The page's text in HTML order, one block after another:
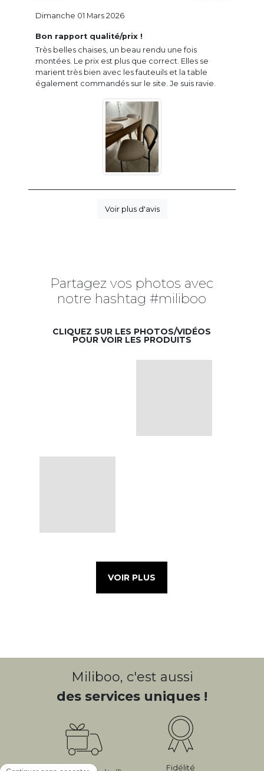
Bon rapport qualité/prix !
Très belles chaises, un beau rendu une fois
montées. Le prix est plus que correct. Elles se
marient très bien avec les fauteuils et la table
également commandés sur le site. Je suis ravie.
Dimanche 01 Mars 2026
Voir plus d'avis
Partagez vos photos avec
notre hashtag #miliboo
CLIQUEZ SUR LES PHOTOS/VIDÉOS
POUR VOIR LES PRODUITS
VOIR PLUS
Miliboo, c'est aussi
des services uniques !
Fidélité